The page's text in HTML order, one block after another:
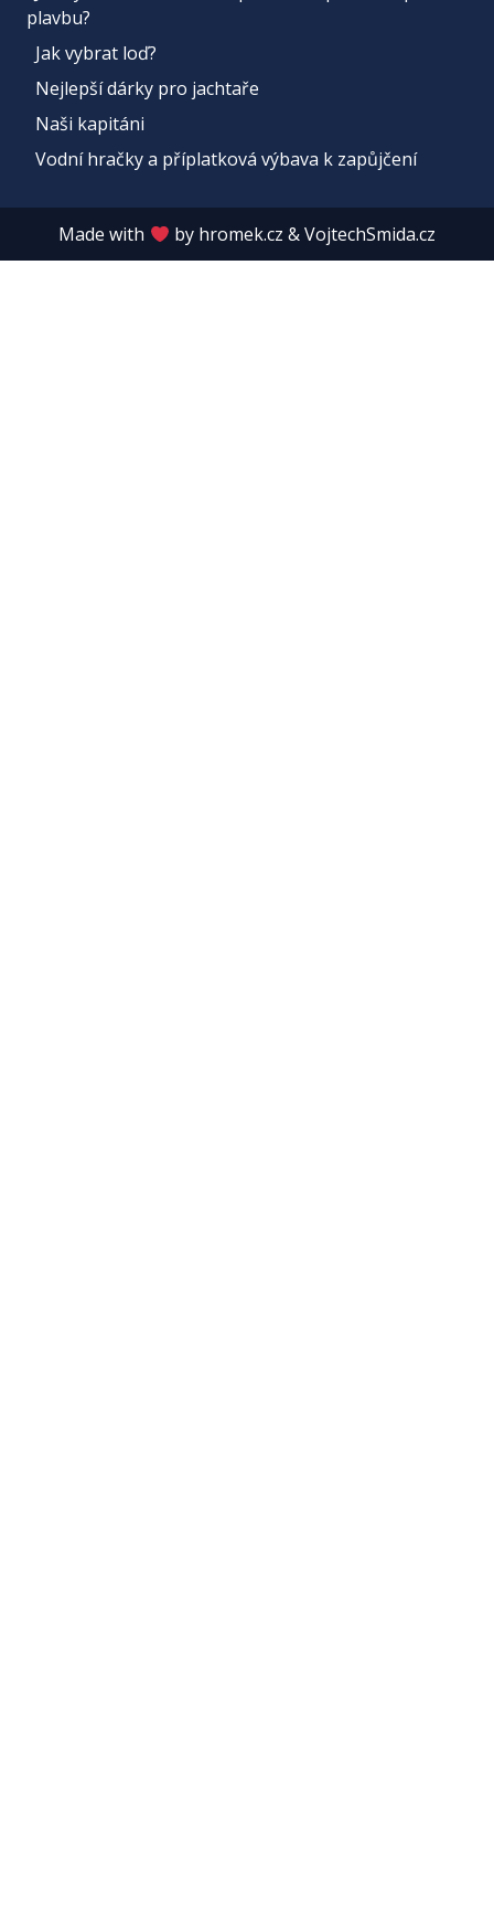
plavbu?
Jak vybrat loď?
Nejlepší dárky pro jachtaře
Naši kapitáni
Vodní hračky a příplatková výbava k zapůjčení
Made with by hromek.cz &VojtechSmida.cz